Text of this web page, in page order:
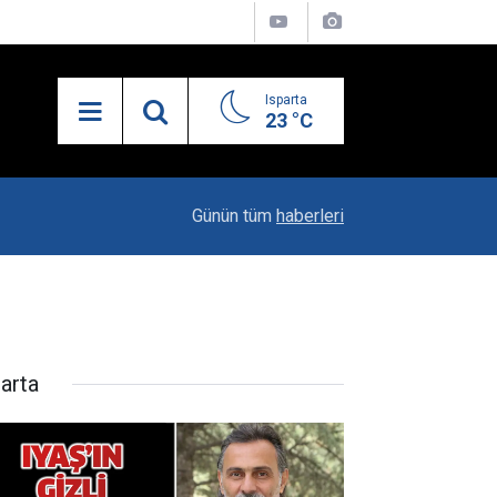
Isparta
23 °C
Uzaktan Hasta Değerlendirme Sistemi İle Yeni
Günün tüm haberleri